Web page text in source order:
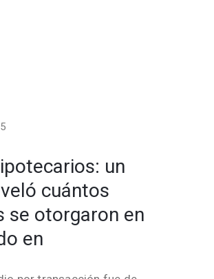
un
cuántos
se otorgaron en
en